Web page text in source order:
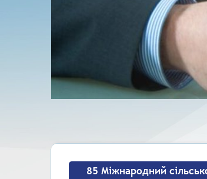
85 Міжнародний